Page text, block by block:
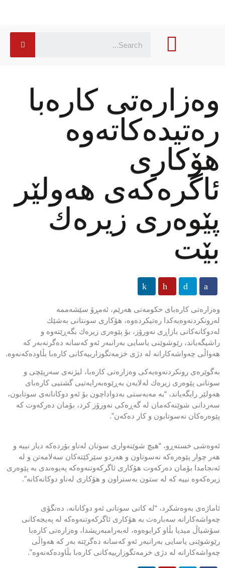
وەزارەتی كارەبا
رەتیدەكاتەوە
هۆكاری
ئاگرەكەی هەولێر
پێوەری زیرەك
بێت
وه‌زاره‌تی كاره‌بای حكومه‌تی هه‌رێم، ئه‌مڕۆ سێشه‌ممه‌
له‌رونكردنه‌وه‌یه‌كدا ره‌تیكرده‌وه‌، هۆكاری سونتانی به‌شێك
له‌دوكانه‌كانی بازاڕی نه‌ورۆز، بۆ پێوه‌ری زیره‌ك بگه‌ڕێته‌وه‌ و
راشیگه‌یاند، رێوشوێنی یاسایی به‌رانبه‌ر ئه‌و كه‌سانه‌ ده‌گرنه‌به‌ر كه‌
هه‌واڵی چه‌واشه‌كارانه‌ له‌ دژی خزمه‌تگوزارییه‌كانی كاره‌با بڵاوده‌كه‌نه‌وه‌.
به‌گوێره‌ی رونكردنه‌وه‌یه‌كی وه‌زاره‌تی كاره‌با، لیژنه‌ی سه‌رپێچی و
سوتانی پێوه‌ری زیره‌ك له‌لایه‌ن به‌ڕێوه‌به‌رایه‌تیی گشتیی كاره‌بای
هه‌ولێر رایگه‌یاند، “به‌ مه‌به‌ستی به‌دواداچون بۆ ئه‌و دوكانانه‌ی سوتابون،
سه‌ردانی شوێنه‌كه‌مان له‌ گه‌ڕه‌كی نه‌ورۆز كرد، بۆمان ده‌ركه‌وت كه‌
پێوه‌ره‌كان نه‌سوتابون و كار ده‌كه‌ن”.
ئه‌وه‌شی خسته‌ڕو، “هیچ شوێنه‌واری سوتان له‌ناو بۆرده‌كه‌ دیار نییه‌ و
هه‌ر چوار پێوه‌ره‌كه‌ نه‌سوتاون و هه‌ردو سێركێته‌كان سه‌لامه‌تن و له‌
ئه‌نجامدا بۆمان ده‌ركه‌وت هۆكاری ئاگركه‌وتنه‌وه‌كه‌ په‌یوه‌ندی به‌ پێوه‌ری
زیره‌كه‌وه‌ نییه‌ كه‌ له‌ ستون به‌ستراون و هۆكاری له‌ناو دوكانه‌كانه‌”.
ئاماژه‌ی به‌وه‌شكرد، “له‌ كاتی سوتانی ئه‌و دوكانانه‌، ده‌نگۆی
چه‌واشه‌كارانه‌ سه‌باره‌ت به‌ هۆكاری ئاگركه‌وتنه‌وه‌كه‌ له‌ په‌یجه‌كانی
سۆشیاڵ میدیا بڵاو كرابوه‌وه‌، له‌به‌رامبه‌ریشدا، وه‌زاره‌تی كاره‌با
رێوشوێنی یاسایی به‌رانبه‌ر ئه‌و كه‌سانه‌ ده‌گرێته‌ به‌ر كه‌ هه‌واڵی
چه‌واشه‌كارانه‌ له‌ دژی خزمه‌تگوزارییه‌كانی كاره‌با بڵاوده‌كه‌نه‌وه‌”.